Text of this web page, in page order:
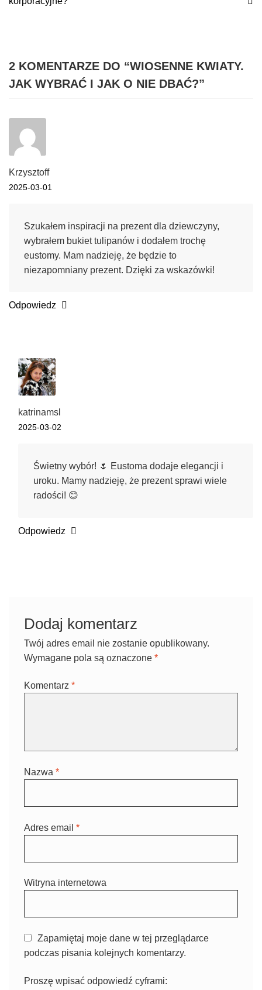
2 KOMENTARZE DO “WIOSENNE KWIATY.
JAK WYBRAĆ I JAK O NIE DBAĆ?”
Krzysztoff
2025-03-01
Szukałem inspiracji na prezent dla dziewczyny,
wybrałem bukiet tulipanów i dodałem trochę
eustomy. Mam nadzieję, że będzie to
niezapomniany prezent. Dzięki za wskazówki!
Odpowiedz
katrinamsl
2025-03-02
Świetny wybór! 🌷 Eustoma dodaje elegancji i
uroku. Mamy nadzieję, że prezent sprawi wiele
radości! 😊
Odpowiedz
Dodaj komentarz
Twój adres email nie zostanie opublikowany.
Wymagane pola są oznaczone *
Komentarz *
Nazwa *
Adres email *
Witryna internetowa
Zapamiętaj moje dane w tej przeglądarce
podczas pisania kolejnych komentarzy.
Proszę wpisać odpowiedź cyframi: